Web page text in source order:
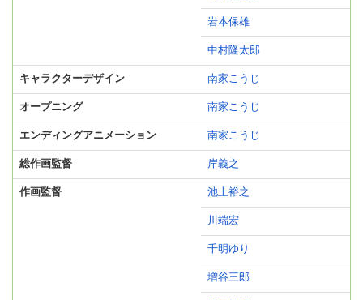
岩本保雄
中村隆太郎
キャラクターデザイン 南家こうじ
オープニング 南家こうじ
エンディングアニメーション 南家こうじ
総作画監督 岸義之
作画監督 池上裕之
川端宏
千明ゆり
増谷三郎